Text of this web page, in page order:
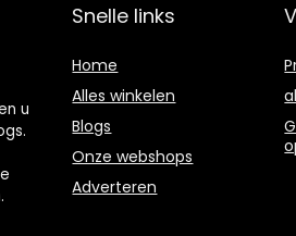
u
Snelle links
Home
Alles winkelen
Blogs
Onze webshops
Adverteren